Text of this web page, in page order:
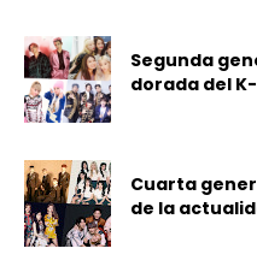
Segunda
dorada del K-
Cuarta
de la